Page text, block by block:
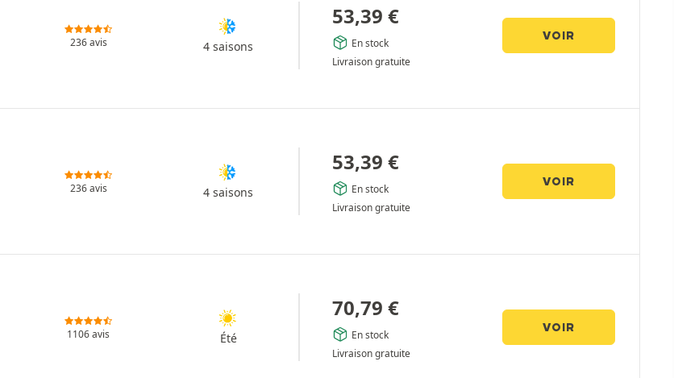
236 avis 4 saisons
53,39 €
En stock
Livraison gratuite
VOIR
236 avis 4 saisons
53,39 €
En stock
Livraison gratuite
VOIR
1106 avis Été
70,79 €
En stock
Livraison gratuite
VOIR